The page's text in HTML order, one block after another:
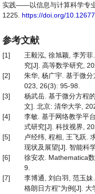
实践——以信息与计算科学专
1225. https://doi.org/
参考文献
[1]
王毅泓, 徐旭颖, 李芳
究[J]. 高等数学研究,
[2]
朱华, 杨广宇. 基于微
023, 26(3): 95-98.
[3]
杨武岳. 基于微分方程
文]. 北京: 清华大学,
[4]
李敏. 基于网络教学平
式研究[J]. 科技视界,
[5]
卢经纬, 程相, 王飞跃.
现状及展望[J]. 智能科
[6]
徐安农. Mathematica
9.
[7]
李博通, 刘白羽, 范玉
格朗日方程”为例[J]. 大